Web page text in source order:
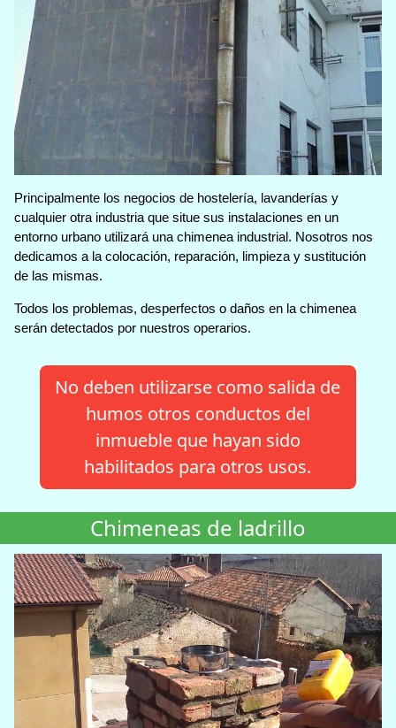
Principalmente los negocios de hostelería, lavanderías y
cualquier otra industria que situe sus instalaciones en un
entorno urbano utilizará una chimenea industrial. Nosotros nos
dedicamos a la colocación, reparación, limpieza y sustitución
de las mismas.
Todos los problemas, desperfectos o daños en la chimenea
serán detectados por nuestros operarios.
No deben utilizarse como salida de
humos otros conductos del
inmueble que hayan sido
habilitados para otros usos.
Chimeneas de ladrillo